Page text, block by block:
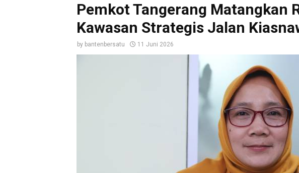
Pemkot Tangerang Matangkan
Kawasan Strategis Jalan
by bantenbersatu 11 Juni 2026